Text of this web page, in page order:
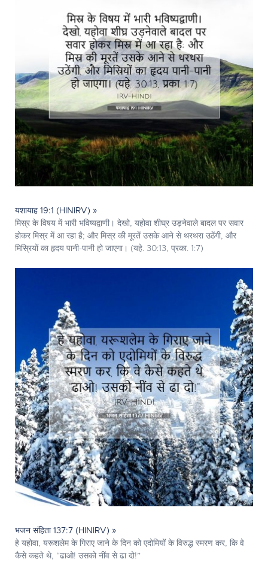
यशायाह 19:1 (HINIRV) »
मिस्र के विषय में भारी भविष्यद्वाणी। देखो, यहोवा शीघ्र उड़नेवाले बादल पर सवार
होकर मिस्र में आ रहा है; और मिस्र की मूरतें उसके आने से थरथरा उठेंगी, और
मिस्रियों का हृदय पानी-पानी हो जाएगा। (यहे. 30:13, प्रका. 1:7)
भजन संहिता 137:7 (HINIRV) »
हे यहोवा, यरूशलेम के गिराए जाने के दिन को एदोमियों के विरुद्ध स्मरण कर, कि वे
कैसे कहते थे, “ढाओ! उसको नींव से ढा दो!”